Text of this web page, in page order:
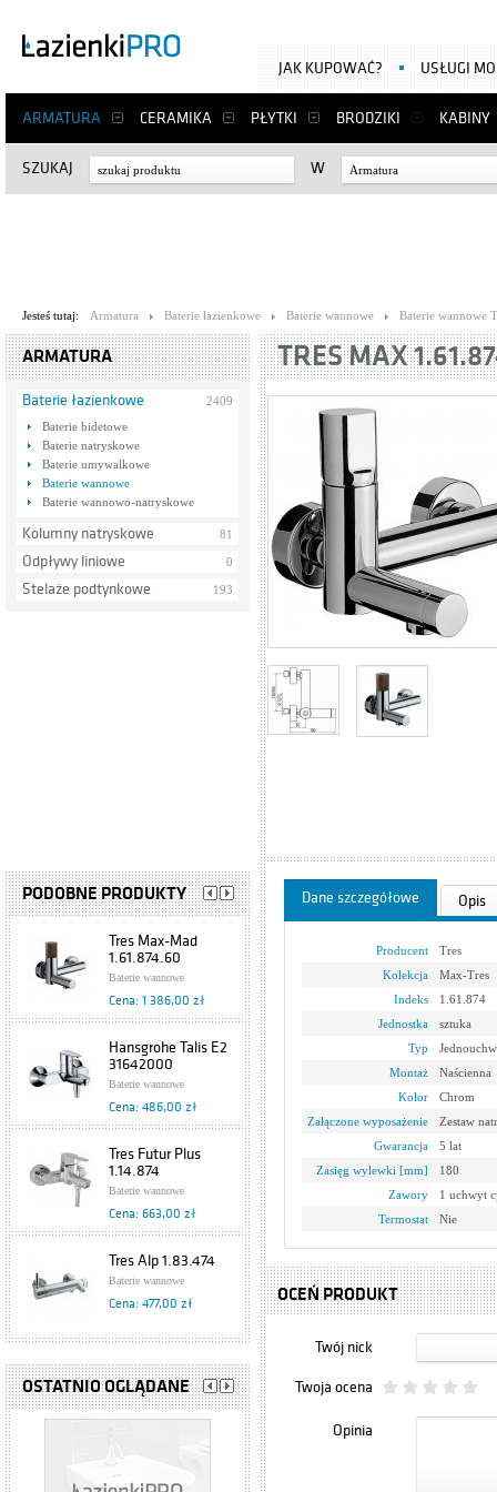
ARMATURA CERAMIKA PŁYTKI BRODZIKI KABINY
JAK KUPOWAĆ? USŁUGI
SZUKAJ W Armatura
Jesteś tutaj: Armatura Baterie łazienkowe Baterie wannowe Baterie wannowe
ARMATURA
Baterie łazienkowe
2409
Baterie bidetowe
Baterie natryskowe
Baterie umywalkowe
Baterie wannowe
Baterie wannowo-natryskowe
Kolumny natryskowe 81
Odpływy liniowe 0
Stelaże podtynkowe 193
PODOBNE PRODUKTY
Tres Max-Mad
1.61.874.60
Baterie wannowe
Cena: 1 386,00 zł
Hansgrohe Talis E2
31642000
Baterie wannowe
Cena: 486,00 zł
Tres Futur Plus
1.14.874
Baterie wannowe
Cena: 663,00 zł
Tres Alp 1.83.474
Baterie wannowe
Cena: 477,00 zł
Hansgrohe Metris S
31460000
Baterie wannowe
Hansgrohe
OSTATNIO OGLĄDANE
TRES MAX
Dane szczegółowe Opis
Producent
Tres
Kolekcja
Max-Tres
Indeks
1.61.874
Jednostka
sztuka
Typ
Montaż
Naścienna
Kolor
Chrom
Załączone wyposażenie
Zestaw
Gwarancja
5 lat
Zasięg wylewki [mm]
180
Zawory
1 uchwyt
Termostat
Nie
OCEŃ PRODUKT
Twój nick
Twoja ocena
Opinia